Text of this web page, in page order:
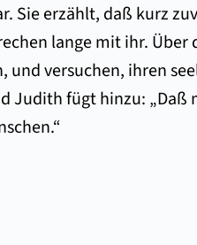
Sie erzählt, daß kurz
lange mit ihr.
und versuchen, ihren
Judith fügt hinzu: